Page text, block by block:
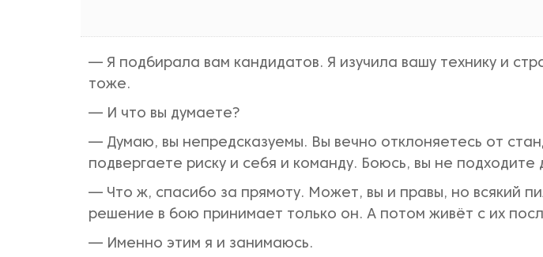
— Я подбирала вам кандидатов. Я изучила вашу технику и
тоже.
— И что вы думаете?
— Думаю, вы непредсказуемы. Вы вечно отклоняетесь от
подвергаете риску и себя и команду. Боюсь, вы не подходите
— Что ж, спасибо за прямоту. Может, вы и правы, но всякий
решение в бою принимает только он. А потом живёт с их
— Именно этим я и занимаюсь.